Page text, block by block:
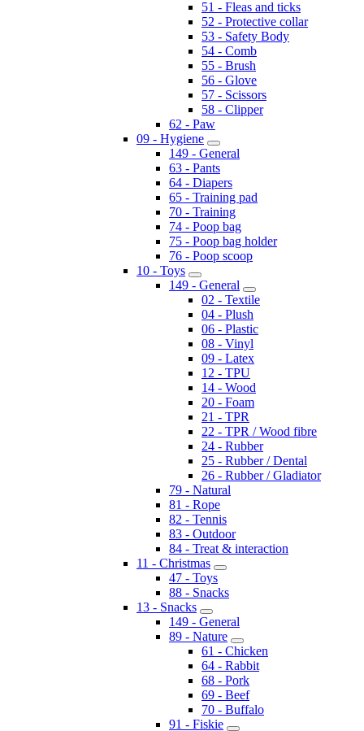
51 - Fleas and ticks
52 - Protective collar
53 - Safety Body
54 - Comb
55 - Brush
56 - Glove
57 - Scissors
58 - Clipper
62 - Paw
09 - Hygiene
149 - General
63 - Pants
64 - Diapers
65 - Training pad
70 - Training
74 - Poop bag
75 - Poop bag holder
76 - Poop scoop
10 - Toys
149 - General
02 - Textile
04 - Plush
06 - Plastic
08 - Vinyl
09 - Latex
12 - TPU
14 - Wood
20 - Foam
21 - TPR
22 - TPR / Wood fibre
24 - Rubber
25 - Rubber / Dental
26 - Rubber / Gladiator
79 - Natural
81 - Rope
82 - Tennis
83 - Outdoor
84 - Treat & interaction
11 - Christmas
47 - Toys
88 - Snacks
13 - Snacks
149 - General
89 - Nature
61 - Chicken
64 - Rabbit
68 - Pork
69 - Beef
70 - Buffalo
91 - Fiskie